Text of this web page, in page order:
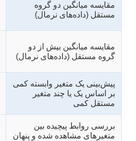
مقایسه میانگین دو گروه
مستقل (داده‌های نرمال)
مقایسه میانگین بیش از دو
گروه مستقل (داده‌های نرمال)
پیش‌بینی یک متغیر وابسته کمی
بر اساس یک یا چند متغیر
مستقل کمی
بررسی روابط پیچیده بین
متغیرهای مشاهده شده و پنهان